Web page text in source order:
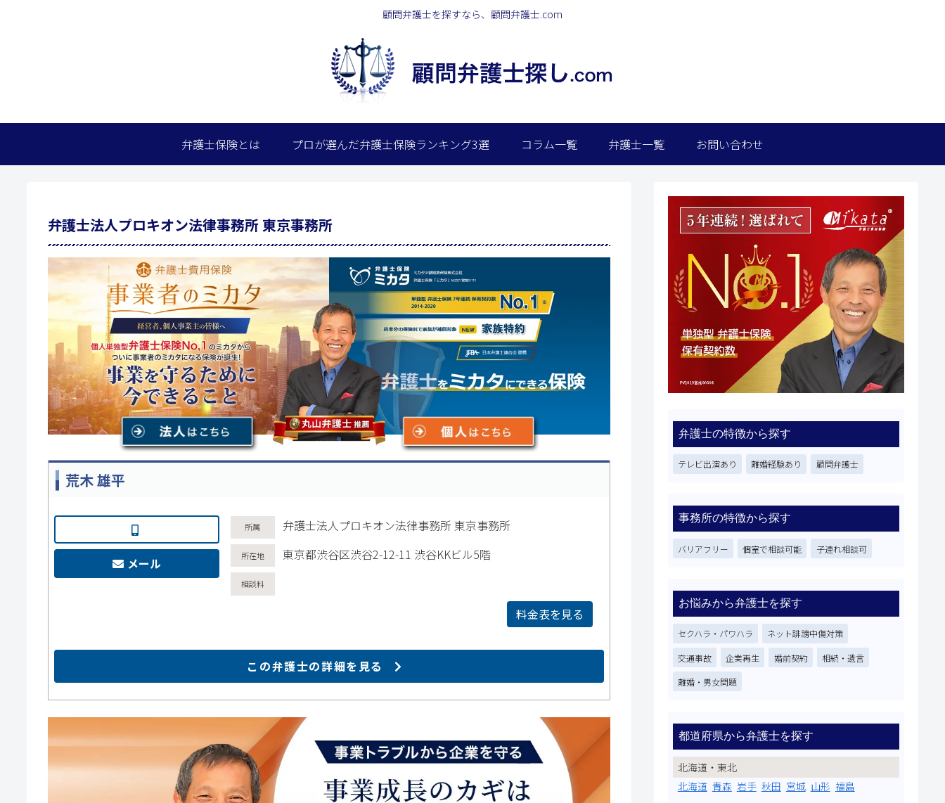
顧問弁護士を探すなら、顧問弁護士.com
弁護士保険とは プロが選んだ弁護士保険ランキング3選 コラム一覧 弁護士一覧 お問い合わせ
弁護士法人プロキオン法律事務所 東京事務所
荒木 雄平
メール
弁護士法人プロキオン法律事務所 東京事務所
東京都渋谷区渋谷2-12-11 渋谷KKビル5階
料金表を見る
この弁護士の詳細を見る
弁護士の特徴から探す
テレビ出演あり 離婚経験あり 顧問弁護士
事務所の特徴から探す
バリアフリー 個室で相談可能 子連れ相談可
お悩みから弁護士を探す
セクハラ・パワハラ ネット誹謗中傷対策
交通事故 企業再生 婚前契約 相続・遺言
離婚・男女問題
都道府県から弁護士を探す
北海道・東北
北海道 青森 岩手 秋田 宮城 山形 福島